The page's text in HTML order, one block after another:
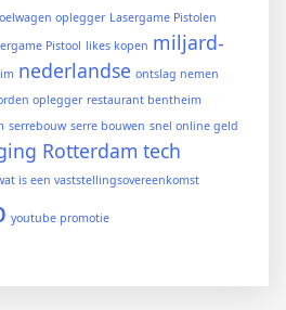
oplegger Lasergame Pistolen
Pistool likes kopen miljard-
nederlandse ontslag nemen
oplegger restaurant bentheim
serrebouw serre bouwen snel online geld
Rotterdam tech
is een vaststellingsovereenkomst
youtube promotie